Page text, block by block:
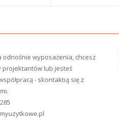
odnośnie wyposażenia, chcesz
projektantów lub jesteś
- skontaktuj się z